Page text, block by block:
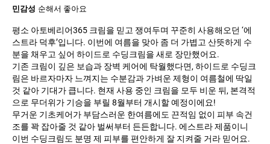
민감성 순해서 좋아요
평소 아토베리어365 크림을 믿고 쟁여두며 꾸준히 사용해오던 ‘에
스트라 덕후’입니다. 이번에 여름을 맞아 좀 더 가볍고 산뜻하게 수
분을 채우고 싶어 하이드로 수딩크림을 새로 장만했어요.
​기존 크림이 깊은 보습과 장벽 케어에 탁월했다면, 하이드로 수딩크
림은 바르자마자 느껴지는 수분감과 가벼운 제형이 여름철에 딱일
것 같아 기대가 큽니다. 현재 사용 중인 크림을 모두 비운 뒤, 본격적
으로 무더위가 기승을 부릴 8월부터 개시할 예정이에요!
​무거운 기초케어가 부담스러운 한여름에도 끈적임 없이 피부 속건
조를 꽉 잡아줄 것 같아 벌써부터 든든합니다. 에스트라 제품이니
이번 수딩크림도 분명 제 피부를 편안하게 잘 지켜줄 거라 믿어요.